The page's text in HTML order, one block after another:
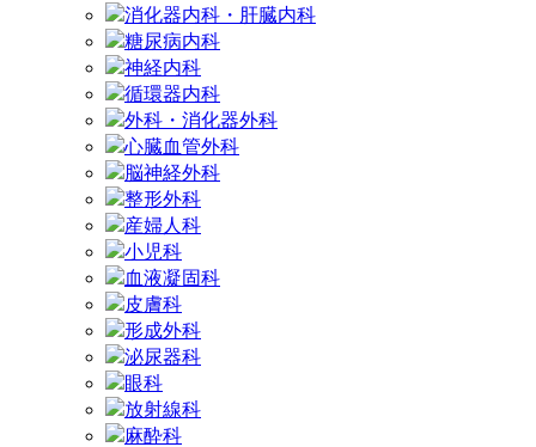
消化器内科・肝臓内科
糖尿病内科
神経内科
循環器内科
外科・消化器外科
心臓血管外科
脳神経外科
整形外科
産婦人科
小児科
血液凝固科
皮膚科
形成外科
泌尿器科
眼科
放射線科
麻酔科